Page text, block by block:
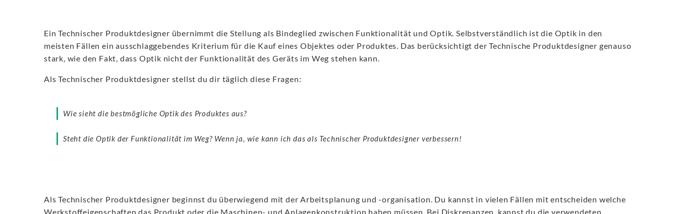
Ein Technischer Produktdesigner übernimmt die Stellung als Bindeglied zwischen Funktionalität und Optik. Selbstverständlich ist die Optik in den
meisten Fällen ein ausschlaggebendes Kriterium für die Kauf eines Objektes oder Produktes. Das berücksichtigt der Technische Produktdesigner genauso
stark, wie den Fakt, dass Optik nicht der Funktionalität des Geräts im Weg stehen kann.
Als Technischer Produktdesigner stellst du dir täglich diese Fragen:
Wie sieht die bestmögliche Optik des Produktes aus?
Steht die Optik der Funktionalität im Weg? Wenn ja, wie kann ich das als Technischer Produktdesigner verbessern!
Als Technischer Produktdesigner beginnst du überwiegend mit der Arbeitsplanung und -organisation. Du kannst in vielen Fällen mit entscheiden welche
Werkstoffeigenschaften das Produkt oder die Maschinen- und Anlagenkonstruktion haben müssen. Bei Diskrepanzen, kannst du die verwendeten